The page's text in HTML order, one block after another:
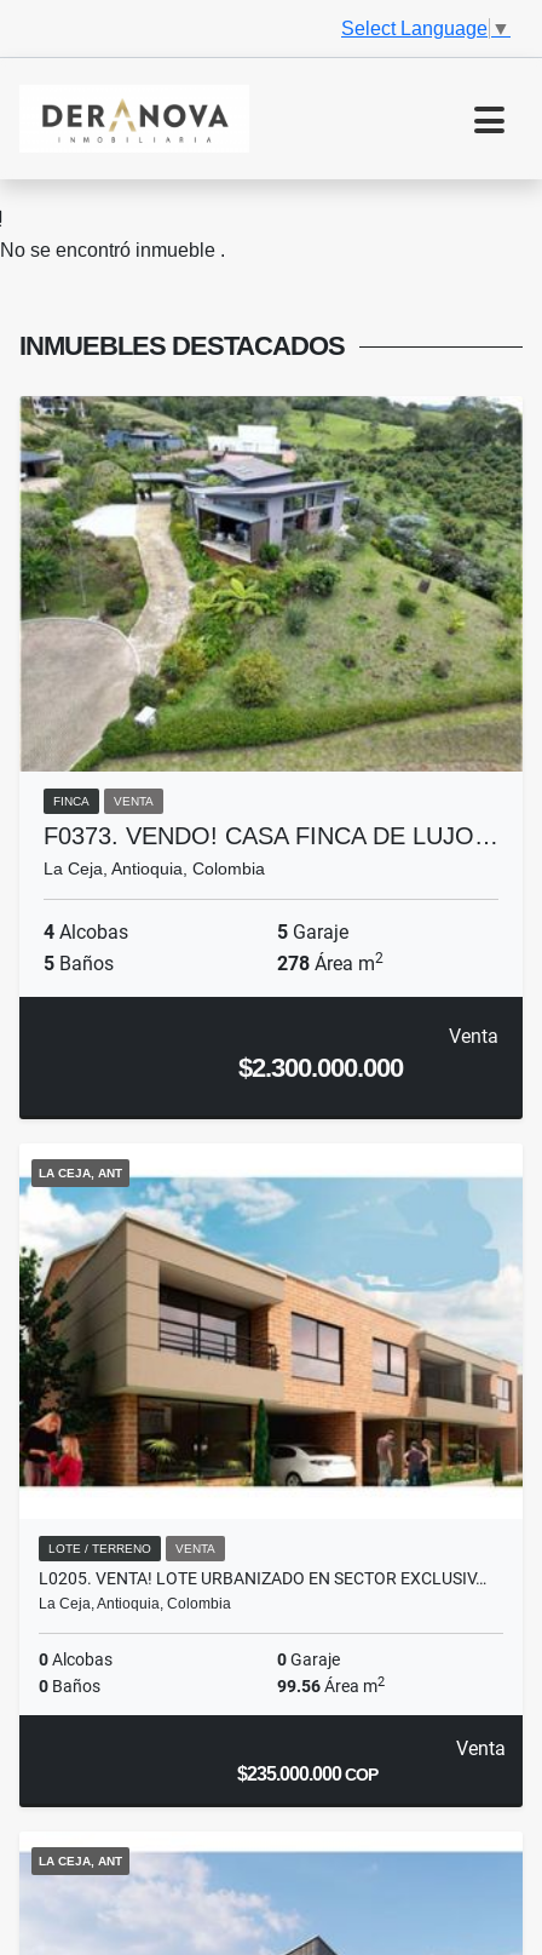
Select Language ▼
No se encontró inmueble .
INMUEBLES DESTACADOS
FINCA VENTA
F0373. VENDO! CASA FINCA DE LUJO…
La Ceja, Antioquia, Colombia
4 Alcobas 5 Garaje
5 Baños 278 Área m2
Venta
$2.300.000.000
LA CEJA, ANT
LOTE / TERRENO VENTA
L0205. VENTA! LOTE URBANIZADO EN SECTOR EXCLUSIV…
La Ceja, Antioquia, Colombia
0Alcobas 0Garaje
0 Baños 99.56Área m2
Venta
$235.000.000COP
LA CEJA, ANT